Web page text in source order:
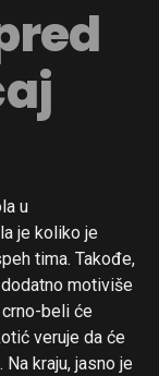
u
je koliko je
tima. Takođe,
motiviše
beli će
veruje da će
kraju, jasno je